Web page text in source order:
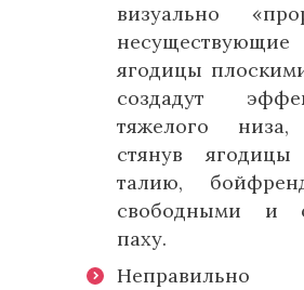
визуально
несуществующие
ягодицы
создадут
тяжелого
стянув
талию,
свободными и
паху.
Неправильно